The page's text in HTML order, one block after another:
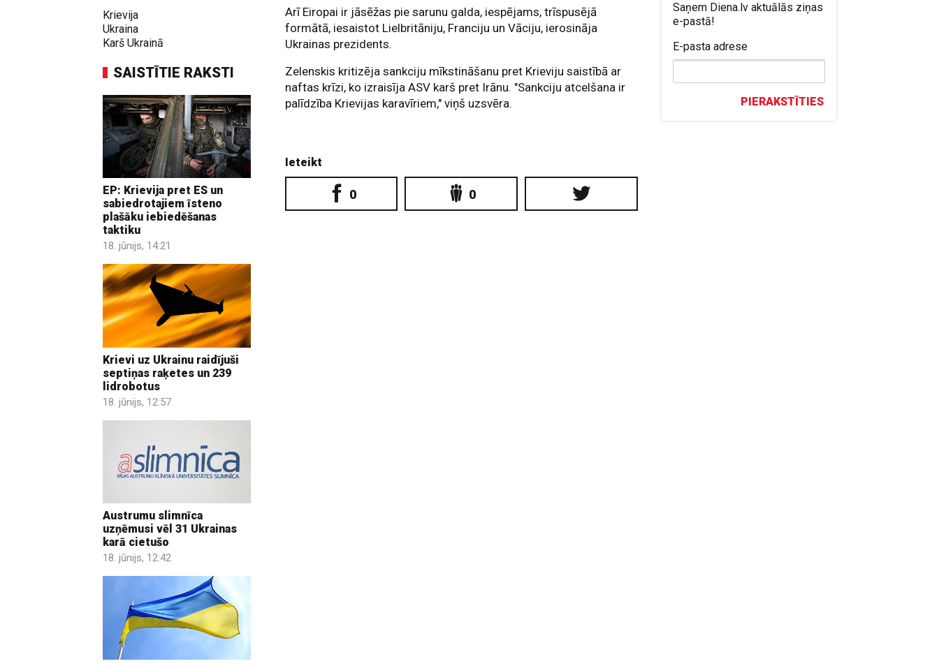
Krievija
Ukraina
Karš Ukrainā
SAISTĪTIE RAKSTI
EP: Krievija pret ES un
sabiedrotajiem īsteno
plašāku iebiedēšanas
taktiku
18. jūnijs, 14:21
Krievi uz Ukrainu raidījuši
septiņas raķetes un 239
lidrobotus
18. jūnijs, 12:57
Austrumu slimnīca
uzņēmusi vēl 31 Ukrainas
karā cietušo
18. jūnijs, 12:42
Arī Eiropai ir jāsēžas pie sarunu galda, iespējams, trīspusējā
formātā, iesaistot Lielbritāniju, Franciju un Vāciju, ierosināja
Ukrainas prezidents.
Zelenskis kritizēja sankciju mīkstināšanu pret Krieviju saistībā ar
naftas krīzi, ko izraisīja ASV karš pret Irānu. "Sankciju atcelšana ir
palīdzība Krievijas karavīriem," viņš uzsvēra.
Ieteikt
0 0
Saņem Diena.lv aktuālās ziņas
e-pastā!
E-pasta adrese
PIERAKSTĪTIES